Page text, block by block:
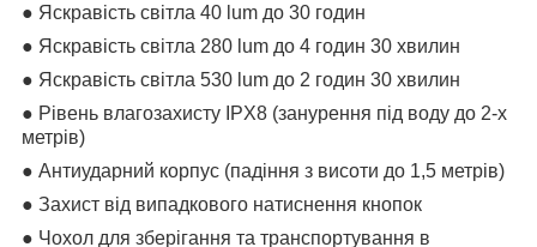
● Яскравість світла 40 lum до 30 годин
● Яскравість світла 280 lum до 4 годин 30 хвилин
● Яскравість світла 530 lum до 2 годин 30 хвилин
● Рівень влагозахисту IPX8 (занурення під воду до 2-х
метрів)
● Антиударний корпус (падіння з висоти до 1,5 метрів)
● Захист від випадкового натиснення кнопок
● Чохол для зберігання та транспортування в